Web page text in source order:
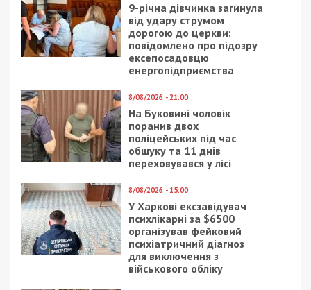
Рекламні блоки дають нам змогу
залишатися незалежними ЗМІ, а вам -
отримувати найсвіжіші новини під ними.
за останніми новинами!
Приєднатися
Предыдущая статья:
Поліцейський з Києва не зміг пояснити,
звідки у нього активів на 3,9 млн грн